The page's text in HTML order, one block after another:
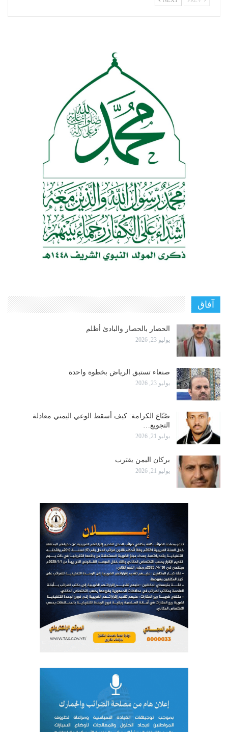
آفاق
الحصار بالحصار والبادئ أظلم
يوليو 23, 2026
صنعاء تستبق الرياض بخطوة واحدة
يوليو 23, 2026
صُنّاع الكرامة: كيف أسقط الوعي اليمني معادلة
التجويع…
يوليو 21, 2026
بركان اليمن يقترب
يوليو 21, 2026